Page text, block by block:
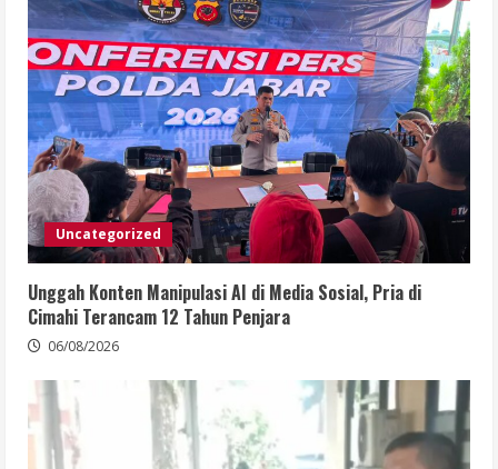
Uncategorized
Unggah Konten Manipulasi AI di Media Sosial, Pria di
Cimahi Terancam 12 Tahun Penjara
06/08/2026